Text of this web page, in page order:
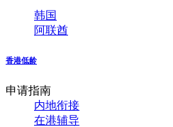
韩国
阿联酋
香港低龄
申请指南
内地衔接
在港辅导